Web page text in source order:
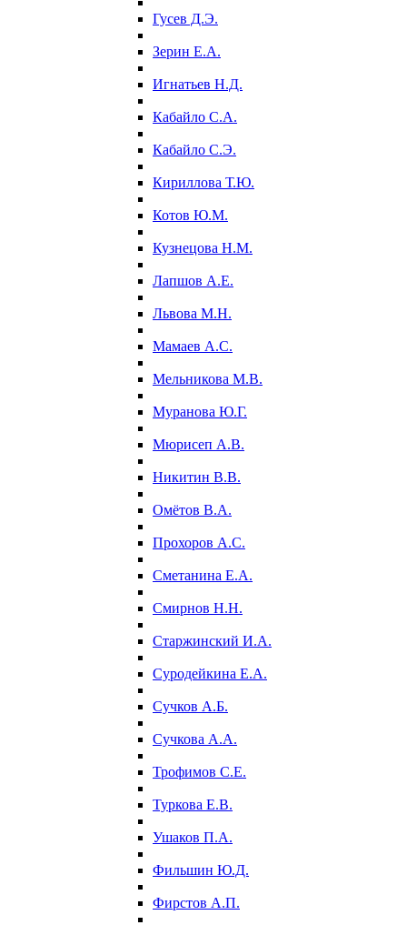
Гусев Д.Э.
Зерин Е.А.
Игнатьев Н.Д.
Кабайло С.А.
Кабайло С.Э.
Кириллова Т.Ю.
Котов Ю.М.
Кузнецова Н.М.
Лапшов А.Е.
Львова М.Н.
Мамаев А.С.
Мельникова М.В.
Муранова Ю.Г.
Мюрисеп А.В.
Никитин В.В.
Омётов В.А.
Прохоров А.С.
Сметанина Е.А.
Смирнов Н.Н.
Старжинский И.А.
Суродейкина Е.А.
Сучков А.Б.
Сучкова А.А.
Трофимов С.Е.
Туркова Е.В.
Ушаков П.А.
Фильшин Ю.Д.
Фирстов А.П.